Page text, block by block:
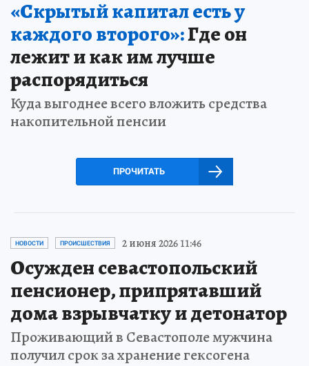
«Скрытый капитал есть у
каждого второго»:Где он
лежит и как им лучше
распорядиться
Куда выгоднее всего вложить средства
накопительной пенсии
ПРОЧИТАТЬ
НОВОСТИ ПРОИСШЕСТВИЯ 2 июня 2026 11:46
Осужден севастопольский
пенсионер, припрятавший
дома взрывчатку и детонатор
Проживающий в Севастополе мужчина
получил срок за хранение гексогена